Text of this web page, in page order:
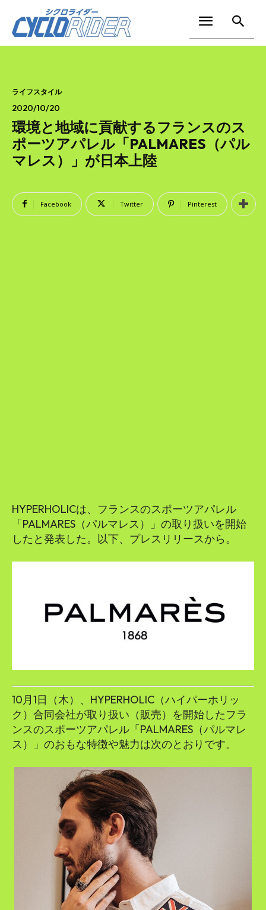
ライフスタイル
2020/10/20
環境と地域に貢献するフランスのス
ポーツアパレル「PALMARES（パル
マレス）」が日本上陸
Facebook Twitter Pinterest
HYPERHOLICは、フランスのスポーツアパレル
「PALMARES（パルマレス）」の取り扱いを開始
したと発表した。以下、プレスリリースから。
10月1日（木）、HYPERHOLIC（ハイパーホリッ
ク）合同会社が取り扱い（販売）を開始したフラ
ンスのスポーツアパレル「PALMARES（パルマレ
ス）」のおもな特徴や魅力は次のとおりです。